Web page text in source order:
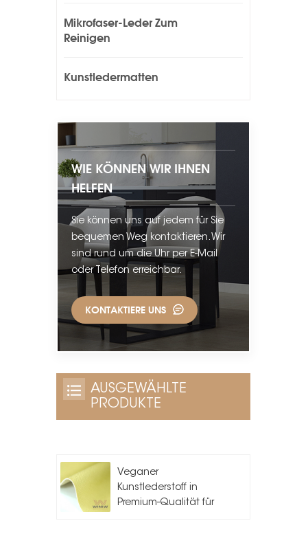
Mikrofaser-Leder Zum
Reinigen
Kunstledermatten
WIE KÖNNEN WIR IHNEN
HELFEN
Sie können uns auf jedem für Sie
bequemen Weg kontaktieren. Wir
sind rund um die Uhr per E-Mail
oder Telefon erreichbar.
KONTAKTIERE UNS
AUSGEWÄHLTE
PRODUKTE
Veganer
Kunstlederstoff in
Premium-Qualität für